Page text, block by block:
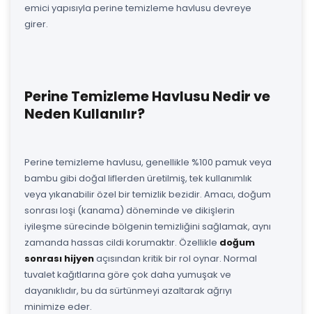
emici yapısıyla perine temizleme havlusu devreye
girer.
Perine Temizleme Havlusu Nedir ve
Neden Kullanılır?
Perine temizleme havlusu, genellikle %100 pamuk veya
bambu gibi doğal liflerden üretilmiş, tek kullanımlık
veya yıkanabilir özel bir temizlik bezidir. Amacı, doğum
sonrası loşi (kanama) döneminde ve dikişlerin
iyileşme sürecinde bölgenin temizliğini sağlamak, aynı
zamanda hassas cildi korumaktır. Özellikle doğum
sonrası hijyenaçısından kritik bir rol oynar. Normal
tuvalet kağıtlarına göre çok daha yumuşak ve
dayanıklıdır, bu da sürtünmeyi azaltarak ağrıyı
minimize eder.